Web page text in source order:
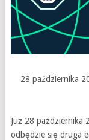
28 października
Już 28 października
odbędzie się druga